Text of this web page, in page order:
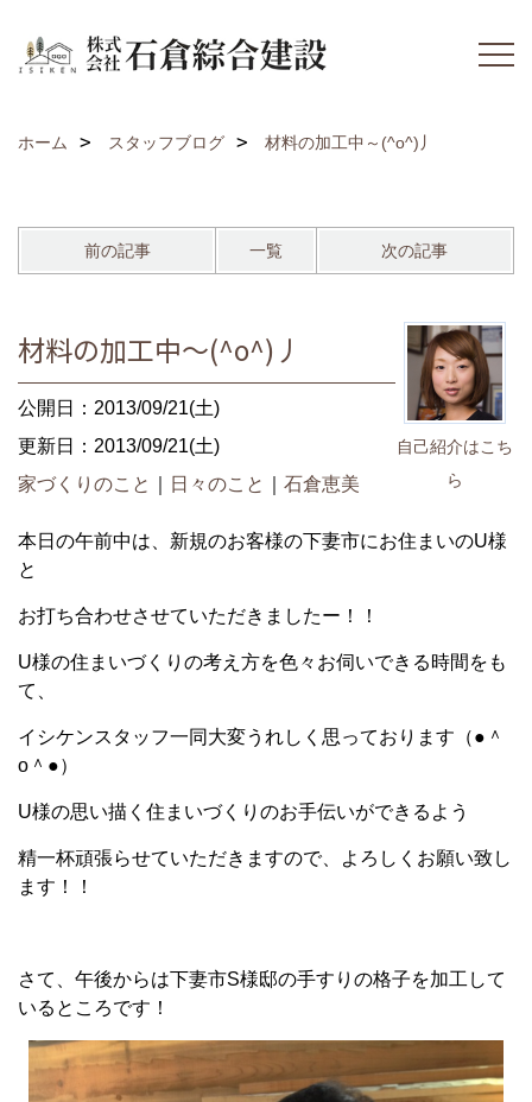
ホーム スタッフブログ 材料の加工中～(^o^)丿
前の記事 一覧 次の記事
自己紹介はこち
ら
材料の加工中～(^o^)丿
公開日：2013/09/21(土)
更新日：2013/09/21(土)
家づくりのこと
日々のこと 石倉恵美
本日の午前中は、新規のお客様の下妻市にお住まいのU様
と
お打ち合わせさせていただきましたー！！
U様の住まいづくりの考え方を色々お伺いできる時間をも
て、
イシケンスタッフ一同大変うれしく思っております（●＾
o＾●）
U様の思い描く住まいづくりのお手伝いができるよう
精一杯頑張らせていただきますので、よろしくお願い致し
ます！！
さて、午後からは下妻市S様邸の手すりの格子を加工して
いるところです！